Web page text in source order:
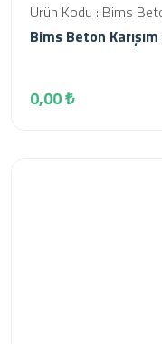
Ürün Kodu : Bims
Bims Beton
0,00 ₺